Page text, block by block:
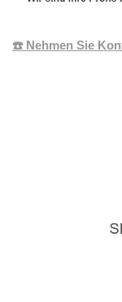
☎️ Nehmen Sie